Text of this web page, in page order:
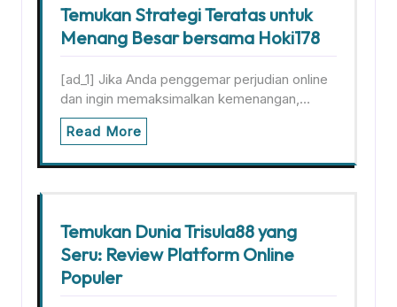
Temukan Strategi Teratas untuk
Menang Besar bersama Hoki178
[ad_1] Jika Anda penggemar perjudian online
dan ingin memaksimalkan kemenangan,…
Read More
Temukan Dunia Trisula88 yang
Seru: Review Platform Online
Populer